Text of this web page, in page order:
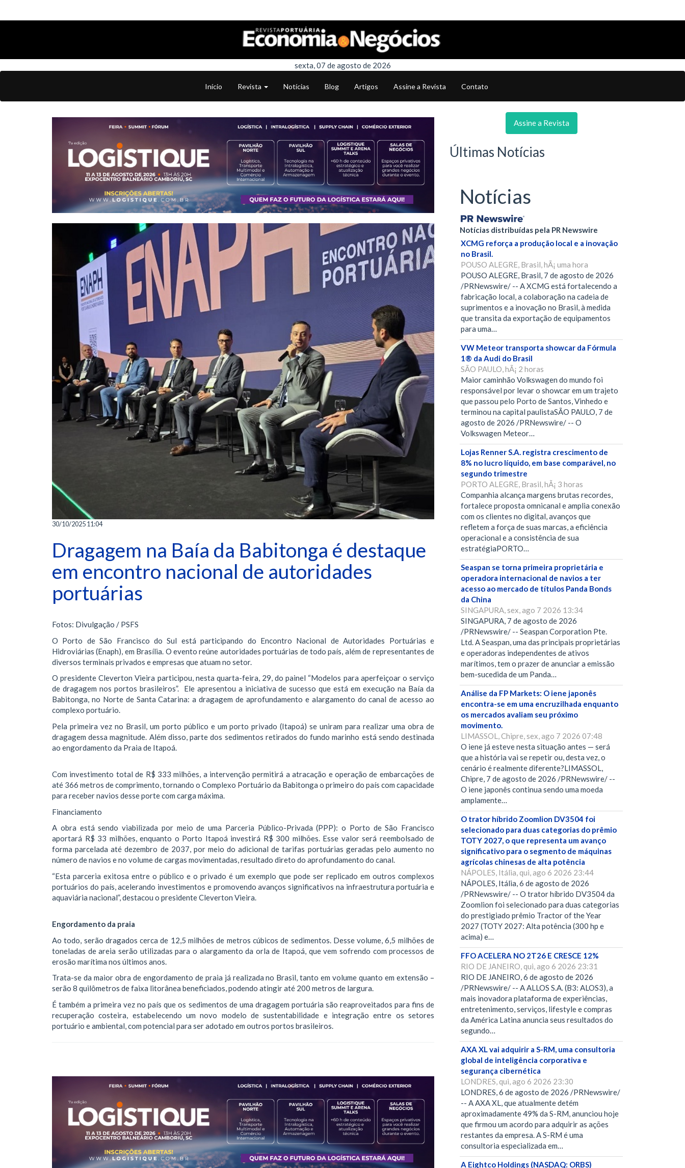
sexta, 07 de agosto de 2026
Início Revista Notícias Blog Artigos Assine a Revista Contato
30/10/2025 11:04
Dragagem na Baía da Babitonga é destaque
em encontro nacional de autoridades
portuárias
Fotos: Divulgação / PSFS
O Porto de São Francisco do Sul está participando do Encontro Nacional de Autoridades Portuárias e
Hidroviárias (Enaph), em Brasília. O evento reúne autoridades portuárias de todo país, além de representantes de
diversos terminais privados e empresas que atuam no setor.
O presidente Cleverton Vieira participou, nesta quarta-feira, 29, do painel “Modelos para aperfeiçoar o serviço
de dragagem nos portos brasileiros”. Ele apresentou a iniciativa de sucesso que está em execução na Baía da
Babitonga, no Norte de Santa Catarina: a dragagem de aprofundamento e alargamento do canal de acesso ao
complexo portuário.
Pela primeira vez no Brasil, um porto público e um porto privado (Itapoá) se uniram para realizar uma obra de
dragagem dessa magnitude. Além disso, parte dos sedimentos retirados do fundo marinho está sendo destinada
ao engordamento da Praia de Itapoá.
Com investimento total de R$ 333 milhões, a intervenção permitirá a atracação e operação de embarcações de
até 366 metros de comprimento, tornando o Complexo Portuário da Babitonga o primeiro do país com capacidade
para receber navios desse porte com carga máxima.
Financiamento
A obra está sendo viabilizada por meio de uma Parceria Público-Privada (PPP): o Porto de São Francisco
aportará R$ 33 milhões, enquanto o Porto Itapoá investirá R$ 300 milhões. Esse valor será reembolsado de
forma parcelada até dezembro de 2037, por meio do adicional de tarifas portuárias geradas pelo aumento no
número de navios e no volume de cargas movimentadas, resultado direto do aprofundamento do canal.
“Esta parceria exitosa entre o público e o privado é um exemplo que pode ser replicado em outros complexos
portuários do país, acelerando investimentos e promovendo avanços significativos na infraestrutura portuária e
aquaviária nacional”, destacou o presidente Cleverton Vieira.
Engordamento da praia
Ao todo, serão dragados cerca de 12,5 milhões de metros cúbicos de sedimentos. Desse volume, 6,5 milhões de
toneladas de areia serão utilizadas para o alargamento da orla de Itapoá, que vem sofrendo com processos de
erosão marítima nos últimos anos.
Trata-se da maior obra de engordamento de praia já realizada no Brasil, tanto em volume quanto em extensão –
serão 8 quilômetros de faixa litorânea beneficiados, podendo atingir até 200 metros de largura.
É também a primeira vez no país que os sedimentos de uma dragagem portuária são reaproveitados para fins de
recuperação costeira, estabelecendo um novo modelo de sustentabilidade e integração entre os setores
portuário e ambiental, com potencial para ser adotado em outros portos brasileiros.
Assine a Revista
Últimas Notícias
Notícias
Notícias distribuídas pela PR Newswire
XCMG reforça a produção local e a inovação
no Brasil.
POUSO ALEGRE, Brasil, hÃ¡ uma hora
POUSO ALEGRE, Brasil, 7 de agosto de 2026
/PRNewswire/ -- A XCMG está fortalecendo a
fabricação local, a colaboração na cadeia de
suprimentos e a inovação no Brasil, à medida
que transita da exportação de equipamentos
para uma…
VW Meteor transporta showcar da Fórmula
1® da Audi do Brasil
SÃO PAULO, hÃ¡ 2 horas
Maior caminhão Volkswagen do mundo foi
responsável por levar o showcar em um trajeto
que passou pelo Porto de Santos, Vinhedo e
terminou na capital paulistaSÃO PAULO, 7 de
agosto de 2026 /PRNewswire/ -- O
Volkswagen Meteor…
Lojas Renner S.A. registra crescimento de
8% no lucro líquido, em base comparável, no
segundo trimestre
PORTO ALEGRE, Brasil, hÃ¡ 3 horas
Companhia alcança margens brutas recordes,
fortalece proposta omnicanal e amplia conexão
com os clientes no digital, avanços que
refletem a força de suas marcas, a eficiência
operacional e a consistência de sua
estratégiaPORTO…
Seaspan se torna primeira proprietária e
operadora internacional de navios a ter
acesso ao mercado de títulos Panda Bonds
da China
SINGAPURA, sex, ago 7 2026 13:34
SINGAPURA, 7 de agosto de 2026
/PRNewswire/ -- Seaspan Corporation Pte.
Ltd. A Seaspan, uma das principais proprietárias
e operadoras independentes de ativos
marítimos, tem o prazer de anunciar a emissão
bem-sucedida de um Panda…
Análise da FP Markets: O iene japonês
encontra-se em uma encruzilhada enquanto
os mercados avaliam seu próximo
movimento.
LIMASSOL, Chipre, sex, ago 7 2026 07:48
O iene já esteve nesta situação antes — será
que a história vai se repetir ou, desta vez, o
cenário é realmente diferente?LIMASSOL,
Chipre, 7 de agosto de 2026 /PRNewswire/ --
O iene japonês continua sendo uma moeda
amplamente…
O trator híbrido Zoomlion DV3504 foi
selecionado para duas categorias do prêmio
TOTY 2027, o que representa um avanço
significativo para o segmento de máquinas
agrícolas chinesas de alta potência
NÁPOLES, Itália, qui, ago 6 2026 23:44
NÁPOLES, Itália, 6 de agosto de 2026
/PRNewswire/ -- O trator híbrido DV3504 da
Zoomlion foi selecionado para duas categorias
do prestigiado prêmio Tractor of the Year
2027 (TOTY 2027: Alta potência (300 hp e
acima) e…
FFO ACELERA NO 2T26 E CRESCE 12%
RIO DE JANEIRO, qui, ago 6 2026 23:31
RIO DE JANEIRO, 6 de agosto de 2026
/PRNewswire/ -- A ALLOS S.A. (B3: ALOS3), a
mais inovadora plataforma de experiências,
entretenimento, serviços, lifestyle e compras
da América Latina anuncia seus resultados do
segundo…
AXA XL vai adquirir a S-RM, uma consultoria
global de inteligência corporativa e
segurança cibernética
LONDRES, qui, ago 6 2026 23:30
LONDRES, 6 de agosto de 2026 /PRNewswire/
-- A AXA XL, que atualmente detém
aproximadamente 49% da S-RM, anunciou hoje
que firmou um acordo para adquirir as ações
restantes da empresa. A S-RM é uma
consultoria especializada em…
A Eightco Holdings (NASDAQ: ORBS)